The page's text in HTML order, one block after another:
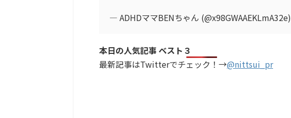
— ADHDママBENちゃん (@x98GWAAEKLmA32e)
本日の人気記事 ベスト３
最新記事はTwitterでチェック！→@nittsui_pr